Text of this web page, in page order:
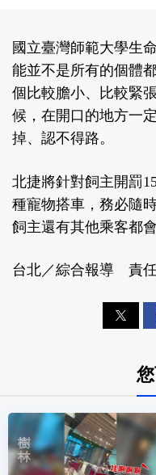
國立臺灣師範大學生
能並不是所有的個體
個比較膽小、比較緊
候，在開口的地方一
掉、認不得路。
北捷將針對飼主開罰
種寵物搭車，務必隨
飼主還有其他乘客都會
台北／綜合報導 責